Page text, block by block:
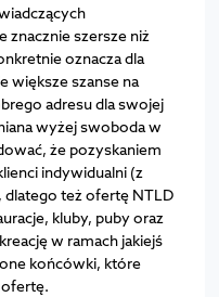
znacznie szersze niż
oznacza dla
większe szanse na
adresu dla swojej
wyżej swoboda w
że pozyskaniem
indywidualni (z
dlatego też ofertę NTLD
kluby, puby oraz
w ramach jakiejś
końcówki, które
ofertę.